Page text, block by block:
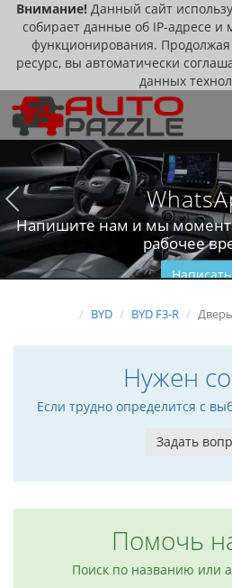
Внимание! Данный сайт
собирает данные об IP-адресе и
функционирования.
ресурс, вы автоматически
данных
Напишите нам и мы
рабочее
Написать
BYD BYD F3-R
Нужен
Если трудно определится с
Задать
Помочь
Поиск по названию или